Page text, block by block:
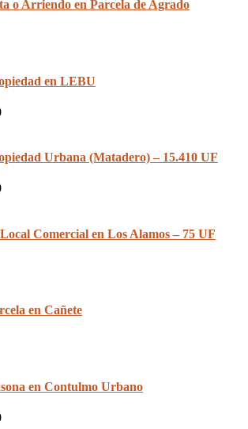
o Arriendo en Parcela de Agrado
en LEBU
Urbana (Matadero) – 15.410 UF
Comercial en Los Alamos – 75 UF
en Cañete
en Contulmo Urbano